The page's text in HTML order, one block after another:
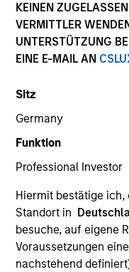
KEINEN
VERMITTLER
UNTERSTÜTZUNG
EINE E-MAIL AN
Sitz
Germany
Funktion
Professional Investor
Hiermit bestätige ich,
Standort in
besuche, auf eigene
Voraussetzungen
nachstehend
22 Years
TEAM
Eaton Vance Equity